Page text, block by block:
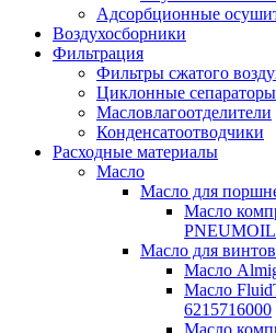
Адсорбционные
Воздухосборники
Фильтрация
Фильтры сжатого
Циклонные сепараторы
Масловлагоотделители
Конденсатоотводчики
Расходные материалы
Масло
Масло для
Масло
Масло для
Масло
Масло
6215716000
Масло